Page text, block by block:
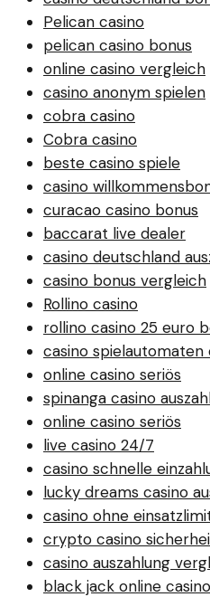
Pelican casino
pelican casino bonus
online casino vergleich
casino anonym spielen
cobra casino
Cobra casino
beste casino spiele
casino
curacao casino bonus
baccarat live dealer
casino deutschland
casino bonus vergleich
Rollino casino
rollino casino 25 euro
casino spielautomaten
online casino seriös
spinanga casino
online casino seriös
live casino 24/7
casino schnelle
lucky dreams casino
casino ohne
crypto casino
casino auszahlung
black jack online casino